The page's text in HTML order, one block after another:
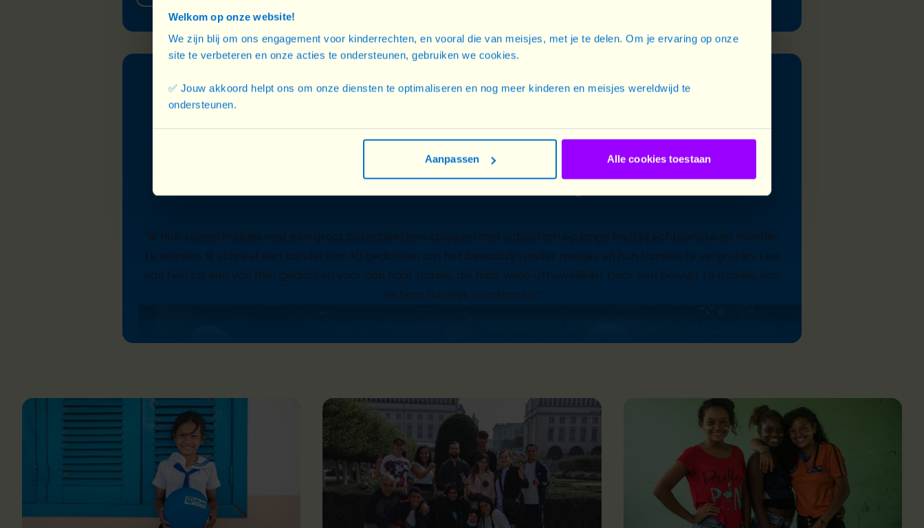
Welkom op onze website!
We zijn blij om ons engagement voor kinderrechten, en vooral die van meisjes, met je te delen. Om je ervaring op onze
site te verbeteren en onze acties te ondersteunen, gebruiken we cookies.
✅ Jouw akkoord helpt ons om onze diensten te optimaliseren en nog meer kinderen en meisjes wereldwijd te
ondersteunen.
Aanpassen Alle cookies toestaan
"Ik heb zoveel meisjes met een groot potentieel zien stoppen met school om op jonge leeftijd echtgenote en moeder
te worden. Ik schreef een bundel van 40 gedichten om het bewustzijn onder meisjes en hun families te vergroten. Een
van hen las een van mijn gedichten voor aan haar familie, die haar wilde uithuwelijken. Door hen bewust te maken, kon
ze haar huwelijk voorkomen.”